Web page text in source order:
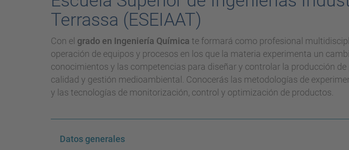
Terrassa (ESEIAAT)
Con el grado en Ingeniería Química te formará como profesional
operación de equipos y procesos en los que la materia experimenta un
conocimientos y las competencias para diseñar y controlar la producción
calidad y gestión medioambiental. Conocerás las metodologías de
y las tecnologías de monitorización, control y optimización de productos.
Datos generales